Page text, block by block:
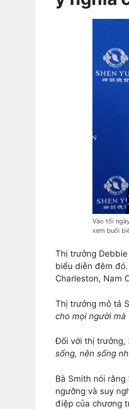
Vào tối
xem buổi
Thị trưởng
biểu diễn đêm
Charleston, Nam
Thị trưởng mô tả
cho mọi người mà
Đối với thị trưởng,
sống, nên sống
Bà Smith nói
ngưỡng và suy
điệp của chương